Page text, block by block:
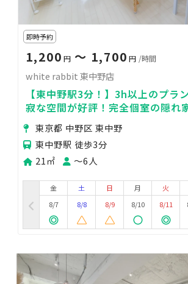
即時予約
1,200 円〜 1,700 円 /時間
white rabbit 東中野店
【東中野駅3分！】3h以上のプラ
寂な空間が好評！完全個室の隠れ
然光や調光で上質空間演出
東京都 中野区 東中野
東中野駅 徒歩3分
21㎡
〜6人
金
8/7
土
8/8
日
8/9
月
8/10
火
8/11